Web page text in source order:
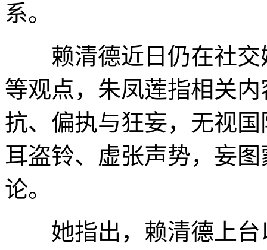
系。
赖清德近日仍在社交
等观点，朱凤莲指相关
抗、偏执与狂妄，无视
耳盗铃、虚张声势，妄
论。
她指出，赖清德上台